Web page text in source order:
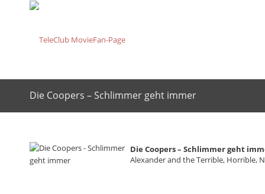
Die Coopers – Schlimmer geht immer
Die Coopers – Schlimmer geht
Alexander and the Terrible, Horrible,